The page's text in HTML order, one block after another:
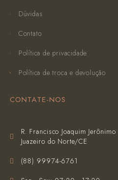
Dúvidas
Contato
Política de privacidade
Política de troca e devolução
CONTATE-NOS
R. Francisco Joaquim
Juazeiro do Norte/CE
(‪88) 99974-6761‬